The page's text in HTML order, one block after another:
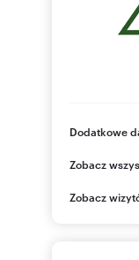
Dodatkowe
Warszawa
PL
Zobacz
Zobacz